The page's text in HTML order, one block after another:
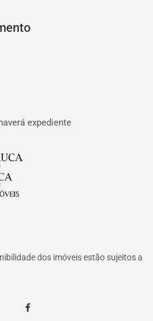
expediente
dos imóveis estão sujeitos a
Facebook